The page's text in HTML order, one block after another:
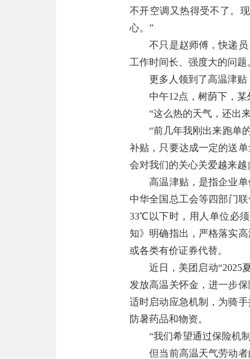
不开空调又热得受不了。
心。”
不只是赵师傅，快递员
工作时间长、强度大的问题
更多人领到了高温津贴
中午12点，树荫下，某
“这么热的天气，还出来
“前几年我刚出来跑单的
补贴，只要达成一定的送
会对我们的关心关爱越来越
高温津贴，是指企业单位
中华全国总工会等四部门
33℃以下时，用人单位必
知》明确指出，严格落实
或各类有价证券代替。
近日，美团启动“2025夏
发放高温关怀金，进一步
适时启动应急机制，为骑
防暑药品和物资。
“我们希望通过保险机制
但当前高温天气劳动者